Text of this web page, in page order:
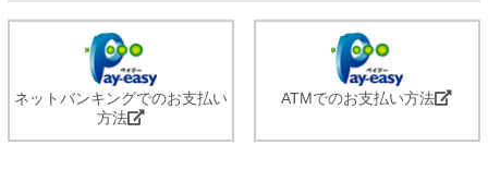
ネットバンキングでのお支払い
方法
ATMでのお支払い方法